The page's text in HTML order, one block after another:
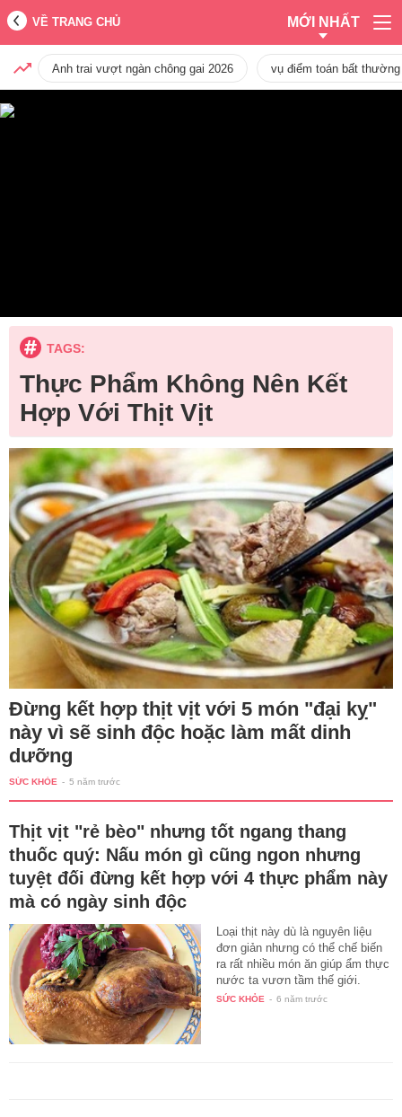
VỀ TRANG CHỦ MỚI NHẤT
Anh trai vượt ngàn chông gai 2026 vụ điểm toán bất
TAGS:
Thực Phẩm Không Nên Kết
Hợp Với Thịt Vịt
Đừng kết hợp thịt vịt với 5 món "đại kỵ"
này vì sẽ sinh độc hoặc làm mất dinh
dưỡng
SỨC KHỎE - 5 năm trước
Thịt vịt "rẻ bèo" nhưng tốt ngang thang
thuốc quý: Nấu món gì cũng ngon nhưng
tuyệt đối đừng kết hợp với 4 thực phẩm này
mà có ngày sinh độc
Loại thịt này dù là nguyên liệu
đơn giản nhưng có thể chế biến
ra rất nhiều món ăn giúp ẩm thực
nước ta vươn tầm thế giới.
Tuy…
SỨC KHỎE - 6 năm trước